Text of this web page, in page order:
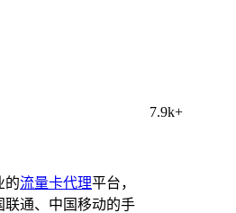
7.9k+
的流量卡代理平台，
联通、中国移动的手